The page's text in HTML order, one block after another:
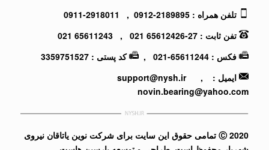
تلفن همراه : 2189895-0912
,
2918011-0911
تفن ثابت : 27-65612426 021
,
65611243 021
فکس : 65611244-021 ,
کد پستی : 3359751527
ایمیل :
support@nysh.ir,
novin.bearing@yahoo.com
2020 Ⓒ تمامی حقوق این سایت برای شرکت نوین یاتاقان نیروی